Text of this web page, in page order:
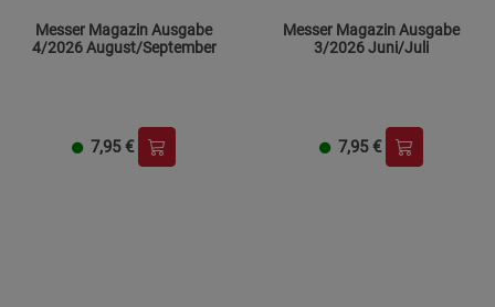
Messer Magazin Ausgabe
4/2026 August/September
7,95 €
Messer Magazin Ausgabe
3/2026 Juni/Juli
7,95 €